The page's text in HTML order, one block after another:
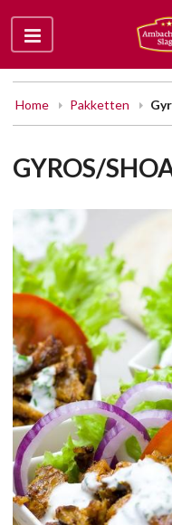
Home Pakketten
GYROS/